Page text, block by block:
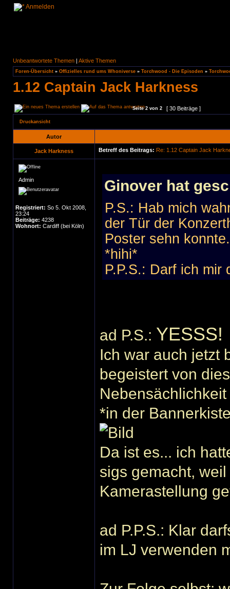
Anmelden
Unbeantwortete Themen | Aktive Themen
Foren-Übersicht » Offizielles rund ums Whoniverse » Torchwood - Die Episoden »
1.12 Captain Jack Harkness
Seite2 von 2 [ 30 Beiträge ]
Druckansicht
Autor
Jack Harkness Betreff des Beitrags: Re: 1.12 Captain Jack
Admin
Registriert: So 5. Okt 2008,
23:24
Beiträge: 4238
Wohnort: Cardiff (bei Köln)
Ginover hat
P.S.: Hab mich
der Tür der
Poster sehn
*hihi*
P.P.S.: Darf ich mir
ad P.S.: YESSS!
Ich war auch jetzt
begeistert von
Nebensächlichkeit
*in der
Da ist es... ich
sigs gemacht,
Kamerastellung
ad P.P.S.: Klar
im LJ verwenden